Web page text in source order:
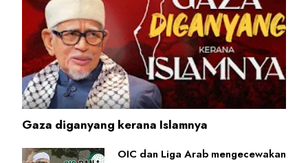
Gaza diganyang kerana Islamnya
OIC dan Liga Arab mengecewakan